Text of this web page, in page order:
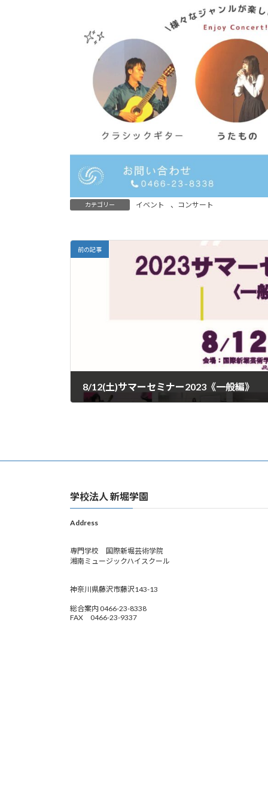
カテゴリー イベント 、 コンサート
前の記事
8/12(土)サマーセミナー2023《一般編》
学校法人 新堀学園
Address
専門学校 国際新堀芸術学院
湘南ミュージックハイスクール
神奈川県藤沢市藤沢143-13
総合案内 0466-23-8338
FAX 0466-23-9337